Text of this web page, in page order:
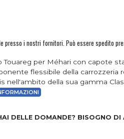
presso i nostri fornitori. Può essere spedito
Touareg per Méhari con capote
flessibile della carrozzeria
nell'ambito della sua gamma
DELLE DOMANDE? BISOGNO DI